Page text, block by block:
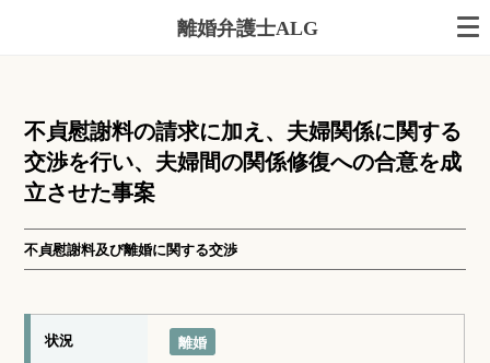
離婚弁護士ALG
不貞慰謝料の請求に加え、夫婦関係に関する
交渉を行い、夫婦間の関係修復への合意を成
立させた事案
不貞慰謝料及び離婚に関する交渉
状況 離婚